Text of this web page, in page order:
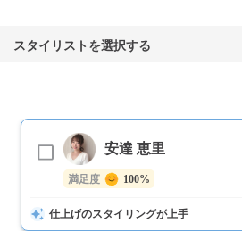
スタイリストを選択する
安達 恵里
満足度 100%
仕上げのスタイリングが上手